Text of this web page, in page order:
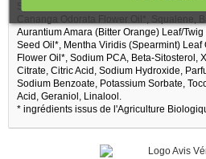
Cananga Odorata Flower Oil*, Squalene,
Aurantium Amara (Bitter Orange) Leaf/
Seed Oil*, Mentha Viridis (Spearmint)
Flower Oil*, Sodium PCA, Beta-Sitosterol,
Citrate, Citric Acid, Sodium Hydroxide,
Sodium Benzoate, Potassium Sorbate,
Acid, Geraniol, Linalool.
* ingrédients issus de l'Agriculture